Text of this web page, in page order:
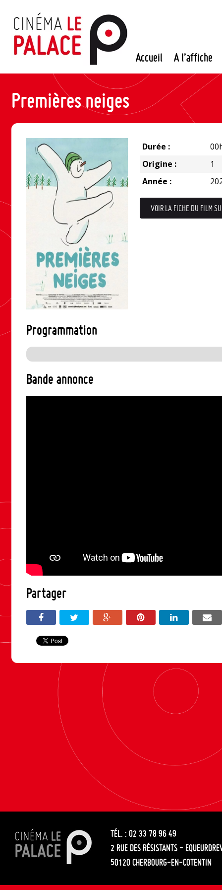
contenu
Accueil A l’affiche
Premières neiges
Durée :
Origine :
1
Année :
VOIR LA FICHE DU FILM
Programmation
Bande annonce
Partager
TÉL. : 02 33 78 96 49
2 RUE DES RÉSISTANTS -
50120 CHERBOURG-EN-COTENTIN